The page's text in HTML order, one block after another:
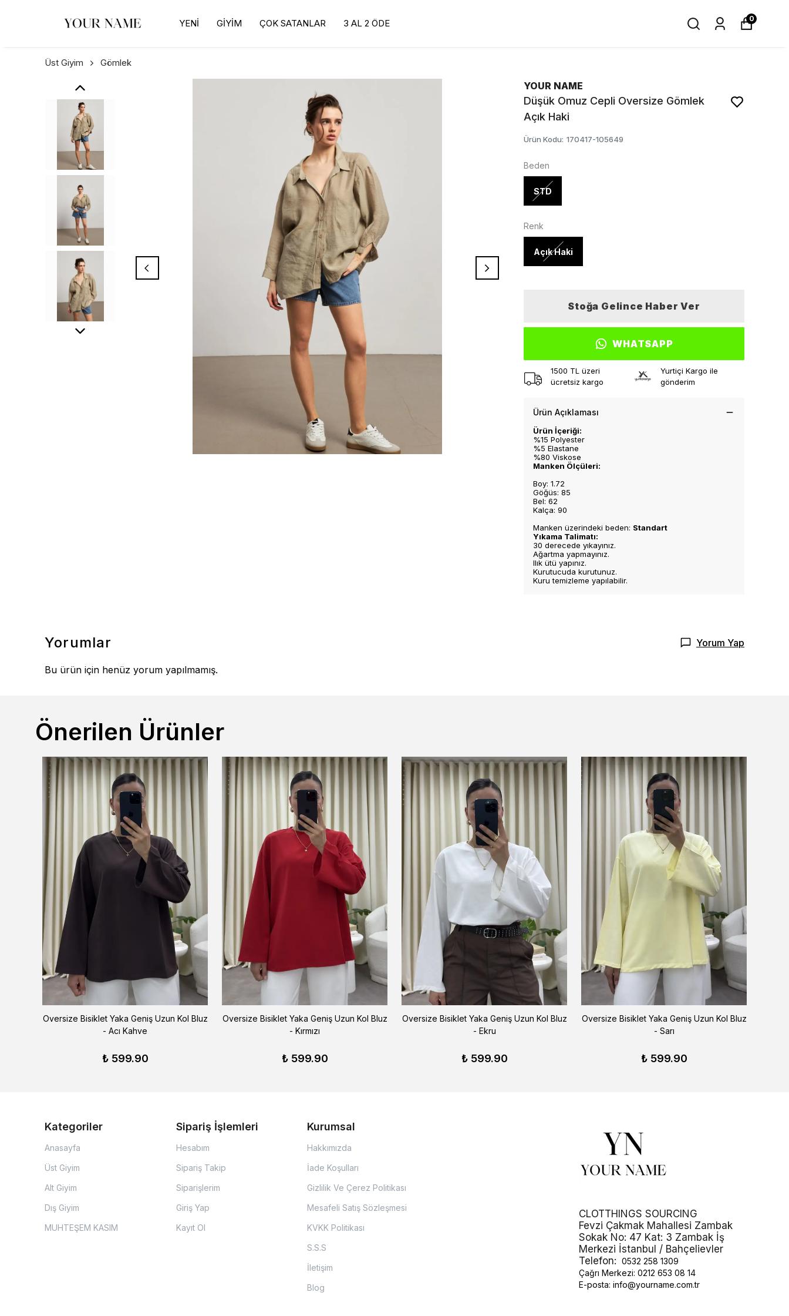
YENİ GİYİM ÇOK SATANLAR 3 AL 2 ÖDE 0
Üst Giyim Gömlek
YOUR NAME
Düşük Omuz Cepli Oversize Gömlek
Açık Haki
Ürün Kodu: 170417-105649
Beden
STD
Renk
Açık Haki
Stoğa Gelince Haber Ver
WHATSAPP
1500 TL üzeri
ücretsiz kargo
Yurtiçi Kargo ile
gönderim
Ürün Açıklaması
Ürün İçeriği:
%15 Polyester
%5 Elastane
%80 Viskose
Manken Ölçüleri:
Boy: 1.72
Göğüs: 85
Bel: 62
Kalça: 90
Manken üzerindeki beden: Standart
Yıkama Talimatı:
30 derecede yıkayınız.
Ağartma yapmayınız.
Ilık ütü yapınız.
Kurutucuda kurutunuz.
Kuru temizleme yapılabilir.
Yorumlar Yorum Yap
Bu ürün için henüz yorum yapılmamış.
Önerilen Ürünler
Oversize Bisiklet Yaka Geniş Uzun Kol Bluz
- Acı Kahve
₺ 599.90
Oversize Bisiklet Yaka Geniş Uzun Kol Bluz
- Kırmızı
₺ 599.90
Oversize Bisiklet Yaka Geniş Uzun Kol Bluz
- Ekru
₺ 599.90
Oversize Bisiklet Yaka Geniş Uzun Kol Bluz
- Sarı
₺ 599.90
Kategoriler
Anasayfa
Üst Giyim
Alt Giyim
Dış Giyim
MUHTEŞEM KASIM
Sipariş İşlemleri
Hesabım
Sipariş Takip
Siparişlerim
Giriş Yap
Kayıt Ol
Kurumsal
Hakkımızda
İade Koşulları
Gizlilik Ve Çerez Politikası
Mesafeli Satış Sözleşmesi
KVKK Politikası
S.S.S
İletişim
Blog
CLOTTHINGS SOURCING
Fevzi Çakmak Mahallesi Zambak
Sokak No: 47 Kat: 3 Zambak İş
Merkezi İstanbul / Bahçelievler
Telefon: 0532 258 1309
Çağrı Merkezi: 0212 653 08 14
E-posta: info@yourname.com.tr